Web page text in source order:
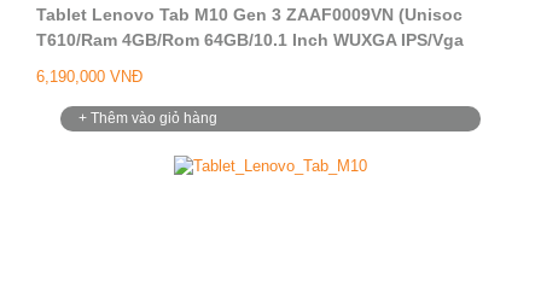
Tablet Lenovo Tab M10 Gen 3 ZAAF0009VN (Unisoc
T610/Ram 4GB/Rom 64GB/10.1 Inch WUXGA IPS/Vga
8.0MP/Android 11)
6,190,000 VNĐ
+ Thêm vào giỏ hàng